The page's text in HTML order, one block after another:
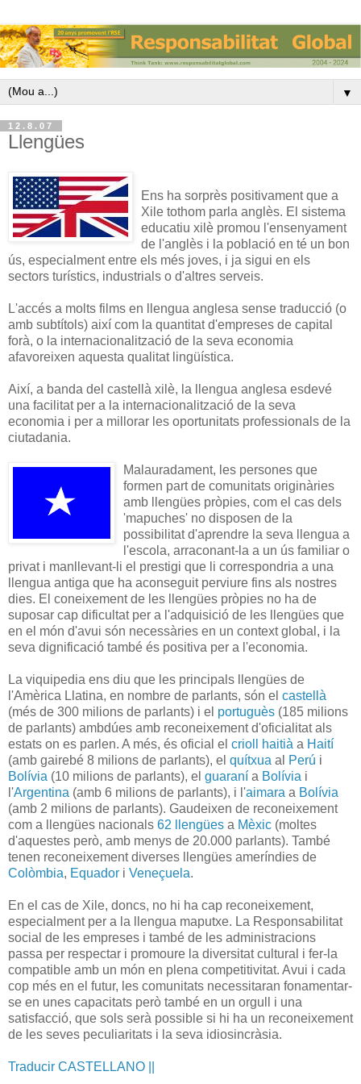
▼
12.8.07
Llengües
Ens ha sorprès positivament que a
Xile tothom parla anglès. El sistema
educatiu xilè promou l'ensenyament
de l'anglès i la població en té un bon
ús, especialment entre els més joves, i ja sigui en els
sectors turístics, industrials o d'altres serveis.
L'accés a molts films en llengua anglesa sense traducció (o
amb subtítols) així com la quantitat d'empreses de capital
forà, o la internacionalització de la seva economia
afavoreixen aquesta qualitat lingüística.
Així, a banda del castellà xilè, la llengua anglesa esdevé
una facilitat per a la internacionalització de la seva
economia i per a millorar les oportunitats professionals de la
ciutadania.
Malauradament, les persones que
formen part de comunitats originàries
amb llengües pròpies, com el cas dels
'mapuches' no disposen de la
possibilitat d'aprendre la seva llengua a
l'escola, arraconant-la a un ús familiar o
privat i manllevant-li el prestigi que li correspondria a una
llengua antiga que ha aconseguit perviure fins als nostres
dies. El coneixement de les llengües pròpies no ha de
suposar cap dificultat per a l'adquisició de les llengües que
en el món d'avui són necessàries en un context global, i la
seva dignificació també és positiva per a l'economia.
La viquipedia ens diu que les principals llengües de
l'Amèrica Llatina, en nombre de parlants, són el castellà
(més de 300 milions de parlants) i el portuguès (185 milions
de parlants) ambdúes amb reconeixement d'oficialitat als
estats on es parlen. A més, és oficial el crioll haitià a Haití
(amb gairebé 8 milions de parlants), el quítxua al Perú i
Bolívia (10 milions de parlants), el guaraní a Bolívia i
l'Argentina (amb 6 milions de parlants), i l'aimara a Bolívia
(amb 2 milions de parlants). Gaudeixen de reconeixement
com a llengües nacionals 62 llengües a Mèxic (moltes
d'aquestes però, amb menys de 20.000 parlants). També
tenen reconeixement diverses llengües ameríndies de
Colòmbia, Equador i Veneçuela.
En el cas de Xile, doncs, no hi ha cap reconeixement,
especialment per a la llengua maputxe. La Responsabilitat
social de les empreses i també de les administracions
passa per respectar i promoure la diversitat cultural i fer-la
compatible amb un món en plena competitivitat. Avui i cada
cop més en el futur, les comunitats necessitaran fonamentar-
se en unes capacitats però també en un orgull i una
satisfacció, que sols serà possible si hi ha un reconeixement
de les seves peculiaritats i la seva idiosincràsia.
Traducir CASTELLANO ||